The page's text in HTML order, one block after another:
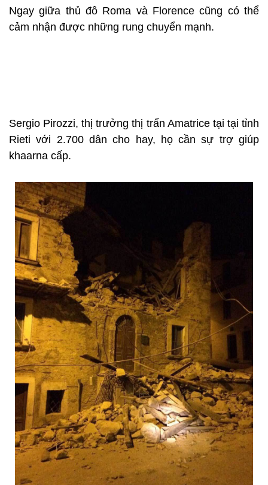
Nhiều nhân chứng cho hay, các đợt rung chuyển
kéo dài 20-30 giây.
Ngay giữa thủ đô Roma và Florence cũng có thể
cảm nhận được những rung chuyển mạnh.
Sergio Pirozzi, thị trưởng thị trấn Amatrice tại tại tỉnh
Rieti với 2.700 dân cho hay, họ cần sự trợ giúp
khaarna cấp.